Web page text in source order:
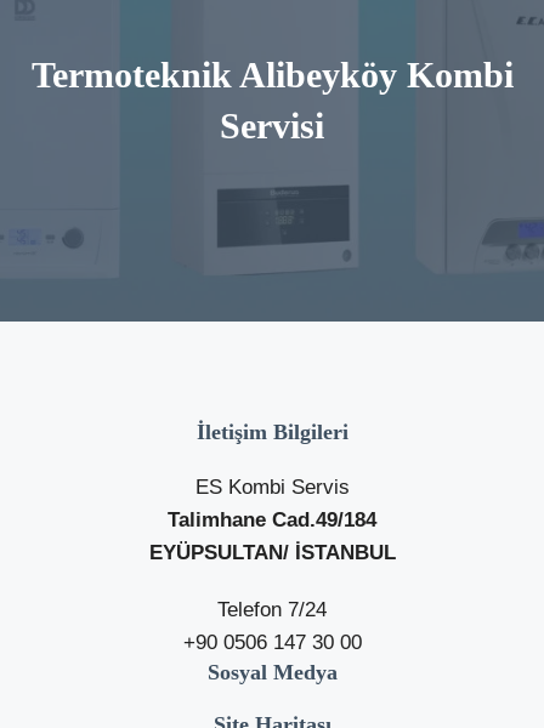
Termoteknik Alibeyköy Kombi
Servisi
İletişim Bilgileri
ES Kombi Servis
Talimhane Cad.49/184
EYÜPSULTAN/ İSTANBUL
Telefon 7/24
+90 0506 147 30 00
Sosyal Medya